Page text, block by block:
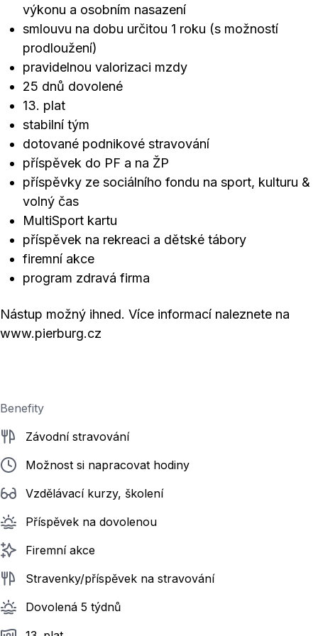
výkonu a osobním nasazení
smlouvu na dobu určitou 1 roku (s možností
prodloužení)
pravidelnou valorizaci mzdy
25 dnů dovolené
13. plat
stabilní tým
dotované podnikové stravování
příspěvek do PF a na ŽP
příspěvky ze sociálního fondu na sport, kulturu &
volný čas
MultiSport kartu
příspěvek na rekreaci a dětské tábory
firemní akce
program zdravá firma
Nástup možný ihned. Více informací naleznete na
www.pierburg.cz
Benefity
Závodní stravování
Možnost si napracovat hodiny
Vzdělávací kurzy, školení
Příspěvek na dovolenou
Firemní akce
Stravenky/příspěvek na stravování
Dovolená 5 týdnů